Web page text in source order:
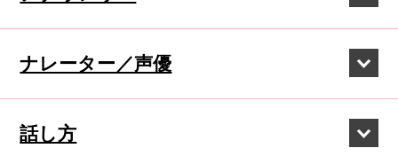
ナレーター／声優
話し方